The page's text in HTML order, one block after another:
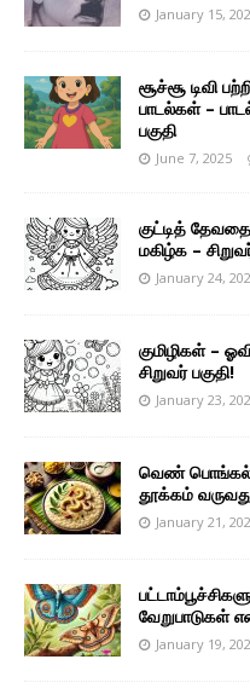
January 15,
சூச்சூ டிவி
பாடல்கள் –
பகுதி
June 7, 2025
குட்டித்
மகிழ்க –
January 24,
குமிழிகள் –
சிறுவர் பகுதி!
January 23,
வெண் பொங்கல்
தூக்கம்
January 21,
வேறுபாடுகள்
January 19,